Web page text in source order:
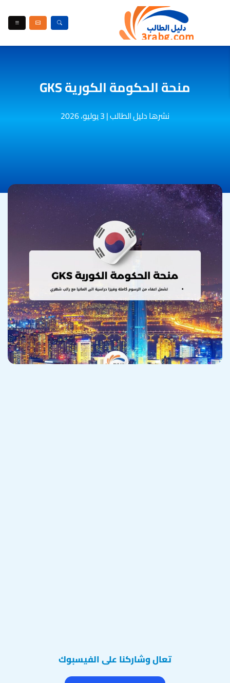
منحة الحكومة الكورية GKS
نشرها دليل الطالب|3 يوليو، 2026
تعال وشاركنا على الفيسبوك